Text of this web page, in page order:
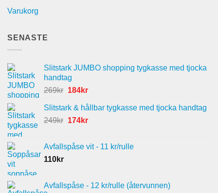
Varukorg
SENASTE
Slitstark JUMBO shopping tygkasse med tjocka
handtag
269kr Det
priset
var:
184krDet
priset
är:
Slitstark & hållbar tygkasse med tjocka handtag
249kr Det
var:
174krDet
är:
Avfallspåse vit - 11 kr/rulle
110kr
Avfallspåse - 12 kr/rulle (återvunnen)